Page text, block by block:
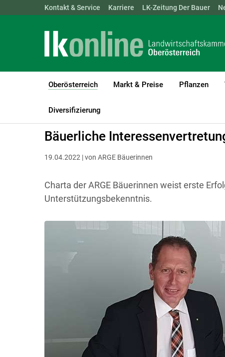
Landwirtschaftskammern: ÖSTERREICH BGLD KTN
Kontakt & Service Karriere LK-Zeitung Der Bauer
Oberösterreich
(current)1
Markt & Preise Pflanzen
Diversifizierung
LK Oberösterreich Oberösterreich
Bäuerliche
19.04.2022 | von ARGE Bäuerinnen
Charta der ARGE Bäuerinnen weist erste
Unterstützungsbekenntnis.